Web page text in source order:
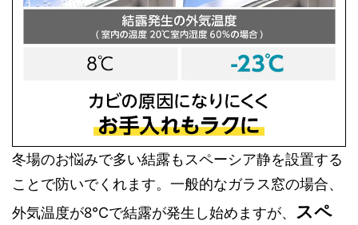
冬場のお悩みで多い結露もスペーシア静を設置する
ことで防いでくれます。一般的なガラス窓の場合、
外気温度が8℃で結露が発生し始めますが、 スペ